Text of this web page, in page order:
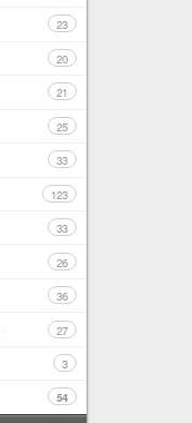
23
20
21
25
33
123
33
26
36
27
3
54